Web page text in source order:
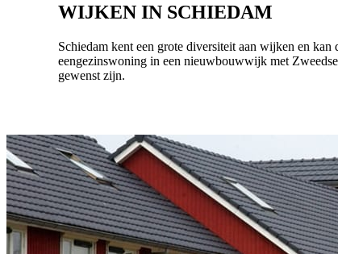
WIJKEN IN SCHIEDAM
Schiedam kent een grote diversiteit aan wijken en
eengezinswoning in een nieuwbouwwijk met
gewenst zijn.